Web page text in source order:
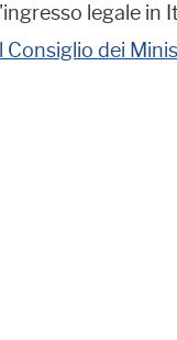
legale
dei